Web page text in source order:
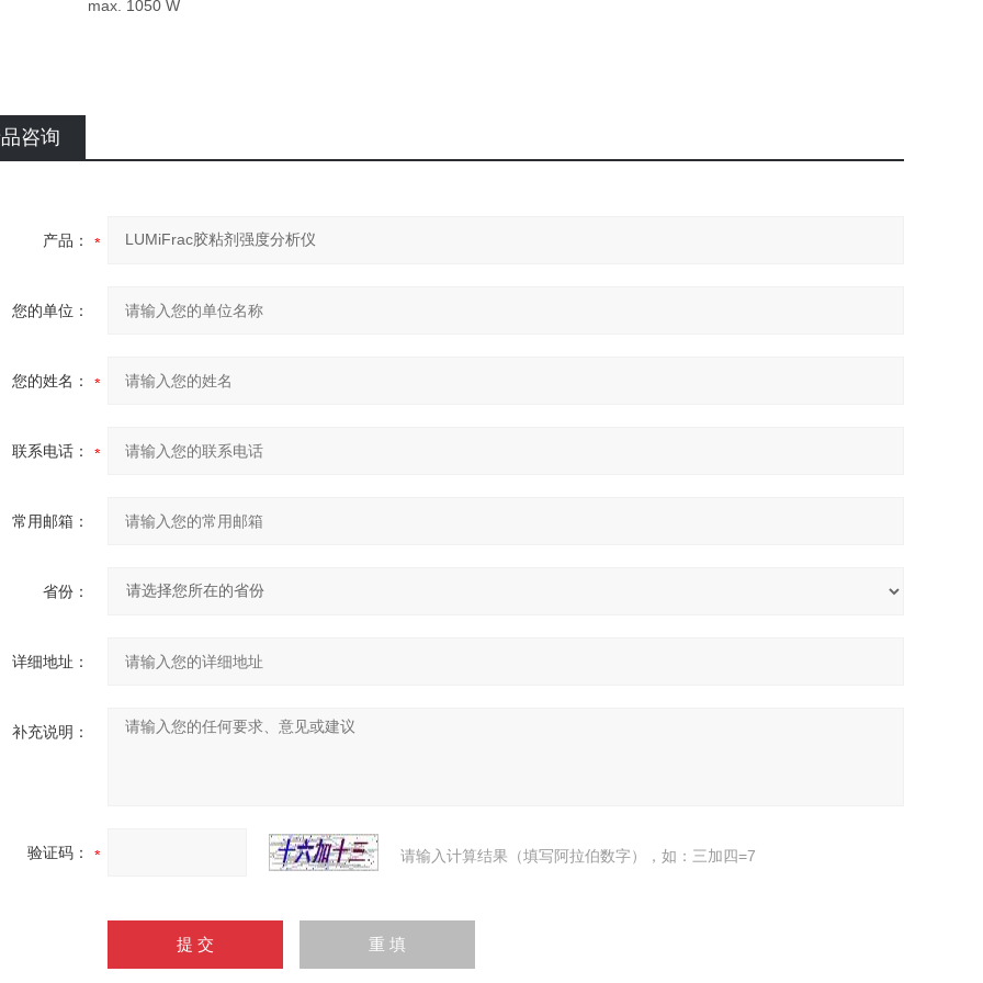
max. 1050 W
咨询
产品：
您的单位：
您的姓名：
联系电话：
常用邮箱：
省份：
详细地址：
补充说明：
验证码： 请输入计算结果（填写阿拉伯数字），如：三加四=7